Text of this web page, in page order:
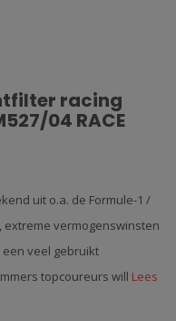
racing
04 RACE
uit o.a. de Formule-1 /
extreme vermogenswinsten
veel gebruikt
topcoureurs will Lees